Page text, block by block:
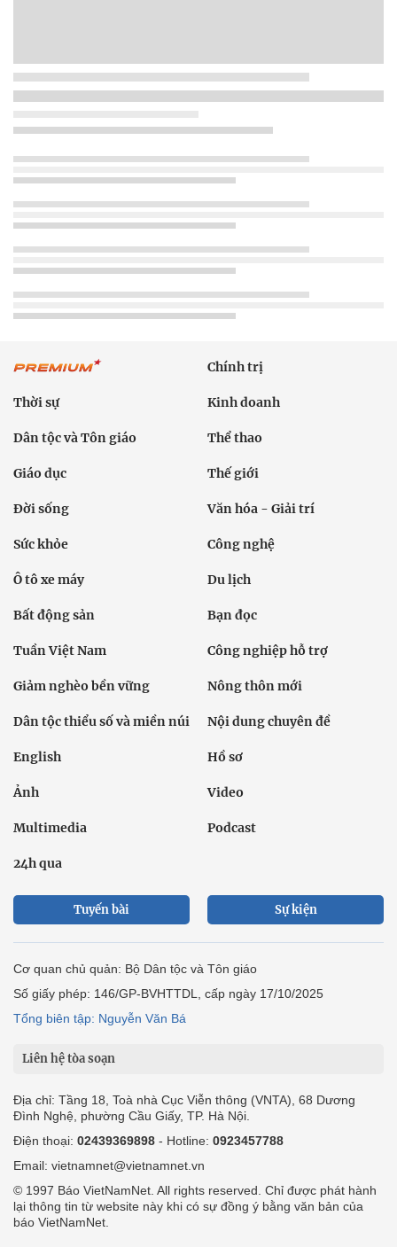
Chính trị
Thời sự Kinh doanh
Dân tộc và Tôn giáo Thể thao
Giáo dục Thế giới
Đời sống Văn hóa - Giải trí
Sức khỏe Công nghệ
Ô tô xe máy Du lịch
Bất động sản Bạn đọc
Tuần Việt Nam Công nghiệp hỗ trợ
Giảm nghèo bền vững Nông thôn mới
Dân tộc thiểu số và miền núi Nội dung chuyên đề
English Hồ sơ
Ảnh Video
Multimedia Podcast
24h qua
Tuyến bài Sự kiện
Cơ quan chủ quản: Bộ Dân tộc và Tôn giáo
Số giấy phép: 146/GP-BVHTTDL, cấp ngày 17/10/2025
Tổng biên tập: Nguyễn Văn Bá
Liên hệ tòa soạn
Địa chỉ: Tầng 18, Toà nhà Cục Viễn thông (VNTA), 68 Dương
Đình Nghệ, phường Cầu Giấy, TP. Hà Nội.
Điện thoại: 02439369898 - Hotline: 0923457788
Email: vietnamnet@vietnamnet.vn
© 1997 Báo VietNamNet. All rights reserved. Chỉ được phát hành
lại thông tin từ website này khi có sự đồng ý bằng văn bản của
báo VietNamNet.